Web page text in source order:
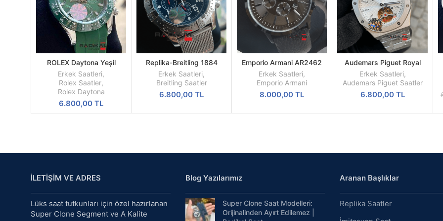
SEPETE
EKLE
ROLEX Daytona Yeşil
Kadran Silikon Kordon
Erkek Saatleri,
Rolex Saatler,
Rolex Daytona
6.800,00TL
SEPETE
EKLE
Replika-Breitling 1884
Chronometre Hasır Kordon
Quartz Mekanizma
Erkek Saatleri,
Breitling Saatler
6.800,00TL
SEPETE
EKLE
Emporio Armani AR2462
Replika Erkek Kol Saati
Erkek Saatleri,
Emporio Armani
8.000,00TL
SEPETE
EKLE
Audemars Piguet Royal
Oak Beyaz Kadran 44mm
Türbillon Replika Erkek Kol
Saati
Erkek Saatleri,
Audemars Piguet Saatler
6.800,00 TL
İLETİŞİM VE ADRES
Lüks saat tutkunları için özel hazırlanan
Super Clone Segment ve A Kalite
Blog Yazılarımız
Super Clone Saat Modelleri:
Orijinalinden Ayırt Edilemez |
Aranan Başlıklar
Replika Saatler